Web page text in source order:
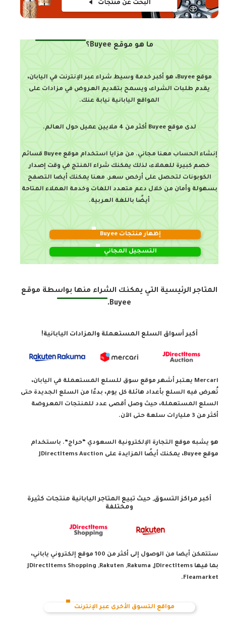
ما هو موقع Buyee؟
موقع Buyee، هو أكبر خدمة وسيط شراء عبر الإنترنت في اليابان،
يقدم طلبات الشراء، ويسمح بتقديم العروض في مزادات على
المواقع اليابانية نيابة عنك.
لدى موقع Buyee أكثر من 4 ملايين عميل حول العالم.
إنشاء الحساب معنا مجاني. من مزايا استخدام موقع Buyee قسائم
خصم كبيرة للعملاء، لذلك يمكنك شراء المنتج في وقت إصدار
الكوبونات لتحصل على أرخص سعر. معنا يمكنك أيضا التصفح
بسهولة وأمان من خلال دعم متعدد اللغات وخدمة العملاء المتاحة
أيضًا باللغة العربية.
إظهار منتجات Buyee
التسجيل المجاني
المتاجر الرئيسية التي يمكنك الشراء منها بواسطة موقع
Buyee.
أكبر أسواق السلع المستعملة والمزادات اليابانية!
Mercari يعتبر أشهر موقع سوق للسلع المستعملة في اليابان،
تُعرض فيه السلع بأعداد هائلة كل يوم، بدءًا من السلع الجديدة حتى
السلع المستعملة، حيث وصل أقصى عدد للمنتجات المعروضة
أكثر من 3 مليارات سلعة حتى الآن.
هو يشبه موقع التجارة الإلكترونية السعودي “حراج”. باستخدام
موقع Buyee، يمكنك أيضًا المزايدة على JDirectItems Auction
أكبر مراكز التسوق, حيث تبيع المتاجر اليابانية منتجات كثيرة
ومختلفة
ستتمكن أيضا من الوصول إلى أكثر من 100 موقع إلكتروني ياباني،
بما فيها JDirectItems Shopping ,Rakuten ,Rakuma ,JDirectItems
Fleamarket.
مواقع التسوق الأخرى عبر الإنترنت